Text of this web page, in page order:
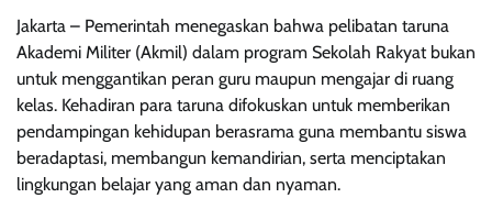
Jakarta – Pemerintah menegaskan bahwa pelibatan taruna
Akademi Militer (Akmil) dalam program Sekolah Rakyat bukan
untuk menggantikan peran guru maupun mengajar di ruang
kelas. Kehadiran para taruna difokuskan untuk memberikan
pendampingan kehidupan berasrama guna membantu siswa
beradaptasi, membangun kemandirian, serta menciptakan
lingkungan belajar yang aman dan nyaman.